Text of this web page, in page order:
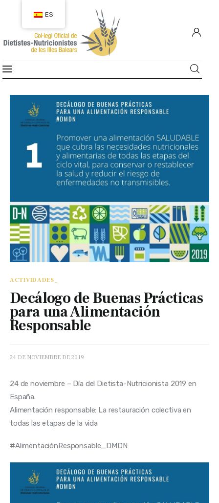
COLEGIADOS
EMPLEO
CIUDADANÍA
RECURSOS
ACTIVIDADES_
Decálogo de Buenas Prácticas
para una Alimentación
Responsable
24 DE NOVIEMBRE DE 2019
24 de noviembre – Día del Dietista-Nutricionista 2019 en
España.
Alimentación responsable: La restauración colectiva en
todas las etapas de la vida
#AlimentaciónResponsable_DMDN
ES